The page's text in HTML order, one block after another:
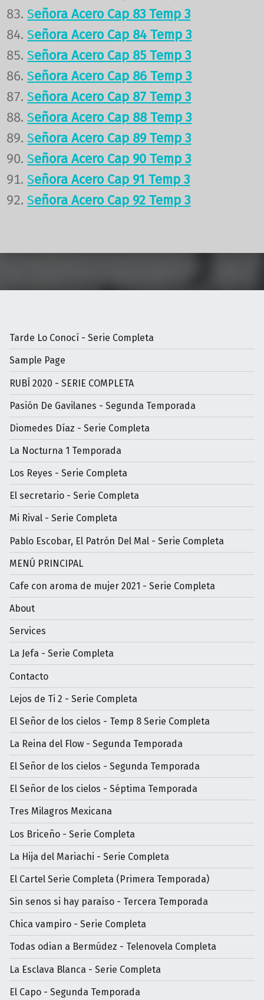
Señora Acero Cap 83 Temp 3
Señora Acero Cap 84 Temp 3
Señora Acero Cap 85 Temp 3
Señora Acero Cap 86 Temp 3
Señora Acero Cap 87 Temp 3
Señora Acero Cap 88 Temp 3
Señora Acero Cap 89 Temp 3
Señora Acero Cap 90 Temp 3
Señora Acero Cap 91 Temp 3
Señora Acero Cap 92 Temp 3
Tarde Lo Conocí - Serie Completa
Sample Page
RUBÍ 2020 - SERIE COMPLETA
Pasión De Gavilanes - Segunda Temporada
Diomedes Díaz - Serie Completa
La Nocturna 1 Temporada
Los Reyes - Serie Completa
El secretario - Serie Completa
Mi Rival - Serie Completa
Pablo Escobar, El Patrón Del Mal - Serie Completa
MENÚ PRINCIPAL
Cafe con aroma de mujer 2021 - Serie Completa
About
Services
La Jefa - Serie Completa
Contacto
Lejos de Ti 2 - Serie Completa
El Señor de los cielos - Temp 8 Serie Completa
La Reina del Flow - Segunda Temporada
El Señor de los cielos - Segunda Temporada
El Señor de los cielos - Séptima Temporada
Tres Milagros Mexicana
Los Briceño - Serie Completa
La Hija del Mariachi - Serie Completa
El Cartel Serie Completa (Primera Temporada)
Sin senos si hay paraíso - Tercera Temporada
Chica vampiro - Serie Completa
Todas odian a Bermúdez - Telenovela Completa
La Esclava Blanca - Serie Completa
El Capo - Segunda Temporada